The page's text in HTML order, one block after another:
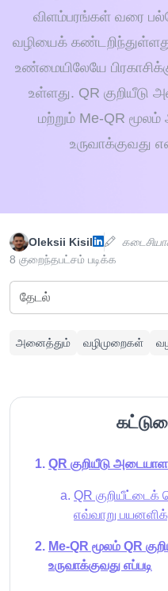
விளம்பரங்கள் வரை
வழியைக்
உண்மையிலேயே
உள்ளது. QR
மற்றும் Me-QR
Oleksii Kisil
8 குறைந்தபட்சம் படிக்க
அனைத்தும் வழிமுறைகள்
QR குறியீடு
QR
எவ்வாறு
Me-QR மூலம் QR
உருவாக்குவது எப்படி